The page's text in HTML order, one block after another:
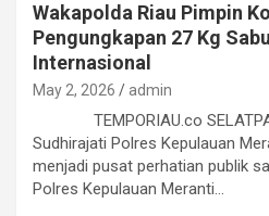
Wakapolda Riau Pimpin
Pengungkapan 27 Kg
Internasional
May 2, 2026 admin
TEMPORIAU.co
Sudhirajati Polres Kepulauan
menjadi pusat perhatian publik
Polres Kepulauan Meranti…